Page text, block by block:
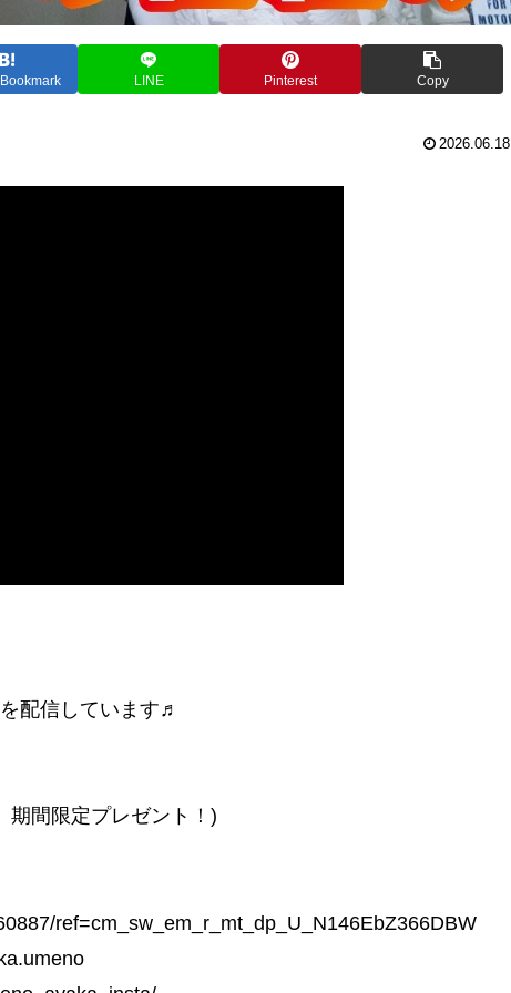
LINE Pinterest Copy
2026.06.18
配信しています♬
期間限定プレゼント！)
ref=cm_sw_em_r_mt_dp_U_N146EbZ366DBW